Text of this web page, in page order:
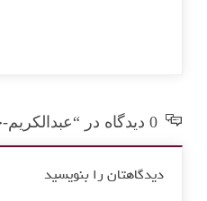
دیدگاهتان را بنویسید